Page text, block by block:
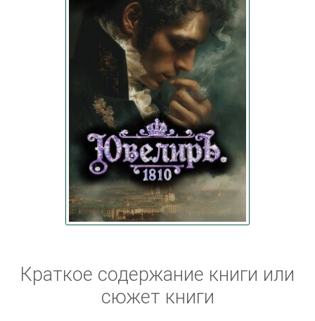
Краткое содержание книги или
сюжет книги